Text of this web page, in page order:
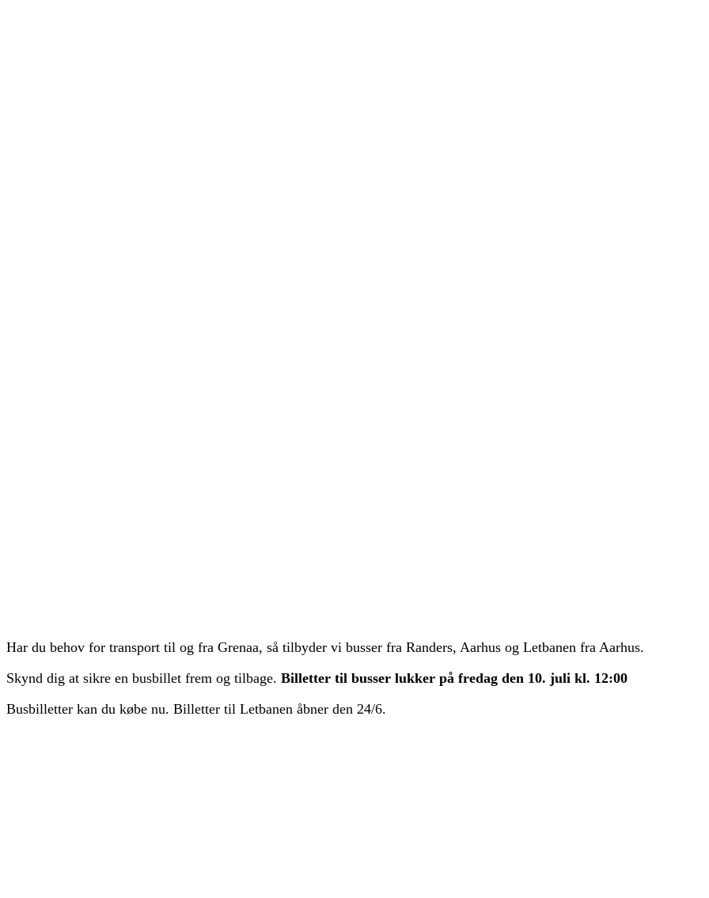
Har du behov for transport til og fra Grenaa, så tilbyder vi busser fra Randers, Aarhus og Letbanen fra Aarhus.
Skynd dig at sikre en busbillet frem og tilbage. Billetter til busser lukker på fredag den 10. juli kl. 12:00
Busbilletter kan du købe nu. Billetter til Letbanen åbner den 24/6.